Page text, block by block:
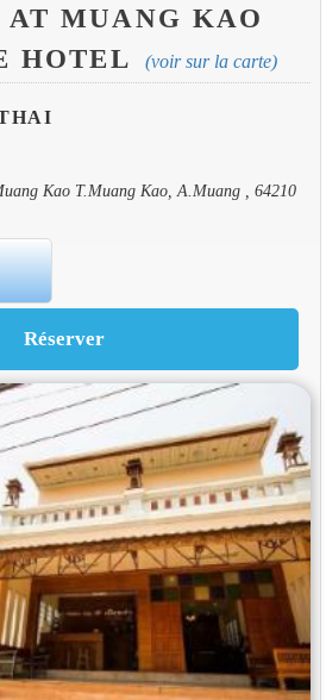
AT MUANG KAO
HOTEL
(voir sur la carte)
Kao T.Muang Kao, A.Muang , 64210